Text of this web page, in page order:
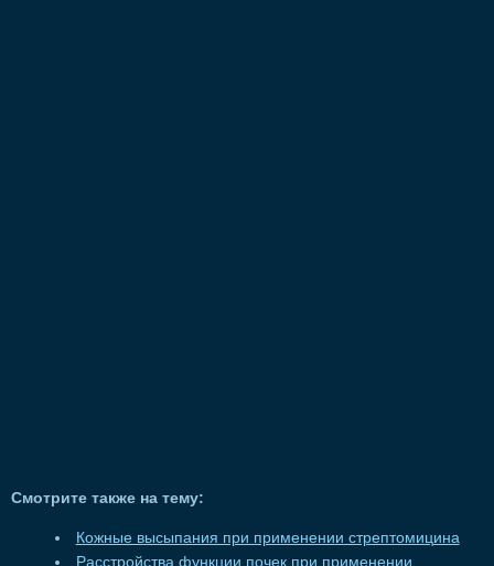
Смотрите также на тему:
Кожные высыпания при применении стрептомицина
Расстройства функции почек при применении